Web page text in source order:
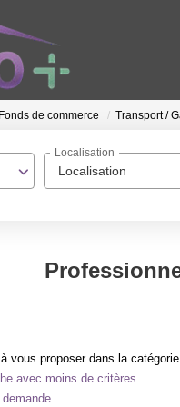
Fonds de commerce Transport /
Localisation
Localisation
vous proposer dans la
avec moins de critères.